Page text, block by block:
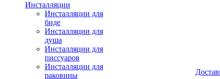
Инсталляции
Инсталляции для
биде
Инсталляции для
душа
Инсталляции для
писсуаров
Инсталляции для
раковины